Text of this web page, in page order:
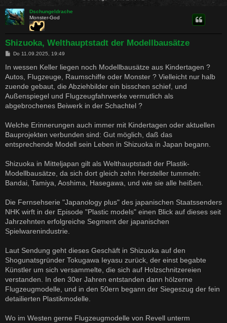
Dschungeldrache
Monster-God
Shizuoka, Welthauptstadt der Modellbausätze
B
r
g
Do 11.09.2025, 19:49
In wessen Keller liegen noch Modellbausätze aus Kindertagen ?
Autos, Flugzeuge, Raumschiffe oder Monster ? Vielleicht nur halb
zuende gebaut, die Abziehbilder ein bisschen schief, und
Außenspiegel und Flugzeugfahrwerke vermutlich als
abgebrochenes Beiwerk in der Schachtel ?
Welche Erinnerungen auch immer mit Kindertagen oder aktuellen
Bauprojekten verbunden sind: Gut möglich, daß das
entsprechende Modell sein Leben in Shizuoka in Japan begann.
Shizuoka in Mitteljapan gilt als Welthauptstadt der Plastik-
Modellbausätze, da sich dort gleich zehn Hersteller tummeln:
Bandai, Tamiya, Aoshima, Hasegawa, und wie sie alle heißen.
Die Fernsehserie "Japanology plus" des japanischen Staatssenders
NHK wirft in der Episode "Plastic models" einen Blick auf dieses seit
Jahrzehnten erfolgreiche Segment der japanischen
Spielwarenindustrie.
Laut Sendung geht dieses Geschäft in Shizuoka auf den
Shogunatsgründer Tokugawa Ieyasu zurück, der einst begabte
Künstler um sich versammelte, die sich auf Holzschnitzereien
verstanden. In den 30er Jahren entstanden dann hölzerne
Flugzeugmodelle, und in den 50ern begann der Siegeszug der fein
detailierten Plastikmodelle.
Wo im Westen gerne Flugzeugmodelle von Revell unterm